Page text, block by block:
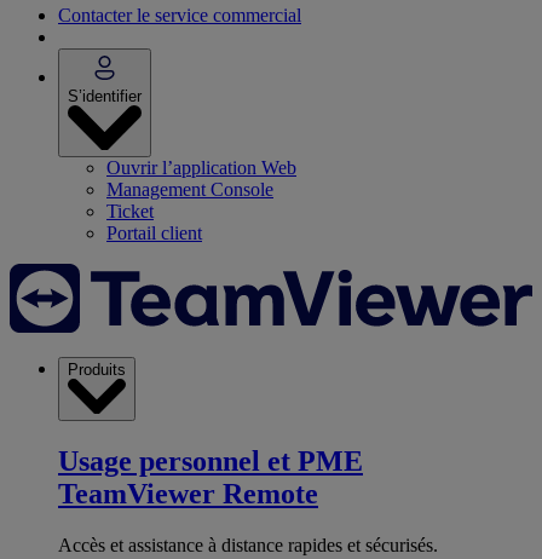
Contacter le service commercial
S’identifier
Ouvrir l’application Web
Management Console
Ticket
Portail client
Produits
Usage personnel et PME
TeamViewer Remote
Accès et assistance à distance rapides et sécurisés.